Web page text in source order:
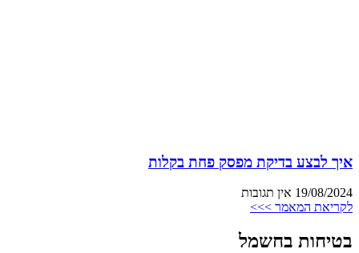
איך לבצע בדיקת מפסק פחת בקלות
19/08/2024 אין תגובות
לקריאת המאמר >>>
בטיחות בחשמל